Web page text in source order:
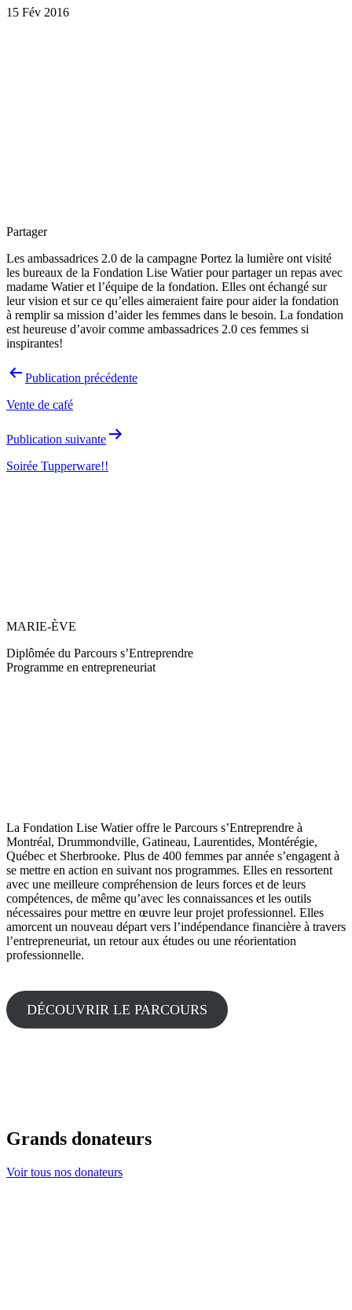
15 Fév 2016
Partager
Les ambassadrices 2.0 de la campagne Portez la lumière ont visité
les bureaux de la Fondation Lise Watier pour partager un repas avec
madame Watier et l’équipe de la fondation. Elles ont échangé sur
leur vision et sur ce qu’elles aimeraient faire pour aider la fondation
à remplir sa mission d’aider les femmes dans le besoin. La fondation
est heureuse d’avoir comme ambassadrices 2.0 ces femmes si
inspirantes!
Navigation
l’article
Publication précédente
Vente de café
Publication suivante
Soirée Tupperware!!
MARIE-ÈVE
Diplômée du Parcours s’Entreprendre
Programme en entrepreneuriat
La Fondation Lise Watier offre le Parcours s’Entreprendre à
Montréal, Drummondville, Gatineau, Laurentides, Montérégie,
Québec et Sherbrooke. Plus de 400 femmes par année s’engagent à
se mettre en action en suivant nos programmes. Elles en ressortent
avec une meilleure compréhension de leurs forces et de leurs
compétences, de même qu’avec les connaissances et les outils
nécessaires pour mettre en œuvre leur projet professionnel. Elles
amorcent un nouveau départ vers l’indépendance financière à travers
l’entrepreneuriat, un retour aux études ou une réorientation
professionnelle.
DÉCOUVRIR LE PARCOURS
Grands donateurs
Voir tous nos donateurs